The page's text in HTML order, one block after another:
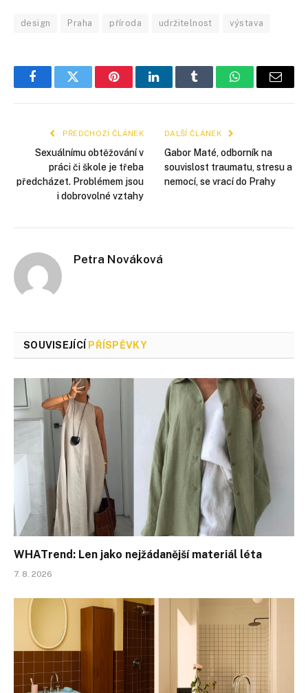
design Praha příroda udržitelnost výstava
FacebookTwitter PinterestLinkedInTumblr WhatsApp
E-
PŘEDCHOZÍ ČLÁNEK
Sexuálnímu obtěžování v
práci či škole je třeba
předcházet. Problémem jsou
i dobrovolné vztahy
DALŠÍ ČLÁNEK
Gabor Maté, odborník na
souvislost traumatu, stresu a
nemocí, se vrací do Prahy
Petra Nováková
SOUVISEJÍCÍ PŘÍSPĚVKY
WHATrend: Len jako nejžádanější materiál léta
7. 8. 2026